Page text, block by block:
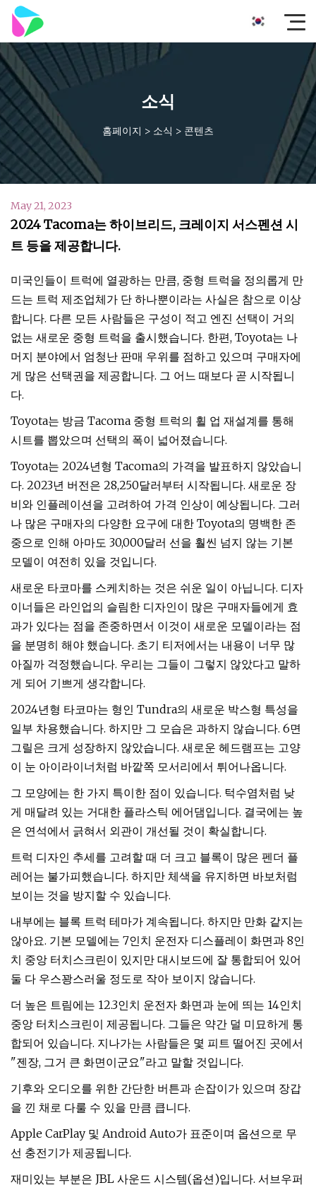
소식
홈페이지 > 소식 > 콘텐츠
May 21, 2023
2024 Tacoma는 하이브리드, 크레이지 서스펜션 시
트 등을 제공합니다.
미국인들이 트럭에 열광하는 만큼, 중형 트럭을 정의롭게 만
드는 트럭 제조업체가 단 하나뿐이라는 사실은 참으로 이상
합니다. 다른 모든 사람들은 구성이 적고 엔진 선택이 거의
없는 새로운 중형 트럭을 출시했습니다. 한편, Toyota는 나
머지 분야에서 엄청난 판매 우위를 점하고 있으며 구매자에
게 많은 선택권을 제공합니다. 그 어느 때보다 곧 시작됩니
다.
Toyota는 방금 Tacoma 중형 트럭의 휠 업 재설계를 통해
시트를 뽑았으며 선택의 폭이 넓어졌습니다.
Toyota는 2024년형 Tacoma의 가격을 발표하지 않았습니
다. 2023년 버전은 28,250달러부터 시작됩니다. 새로운 장
비와 인플레이션을 고려하여 가격 인상이 예상됩니다. 그러
나 많은 구매자의 다양한 요구에 대한 Toyota의 명백한 존
중으로 인해 아마도 30,000달러 선을 훨씬 넘지 않는 기본
모델이 여전히 있을 것입니다.
새로운 타코마를 스케치하는 것은 쉬운 일이 아닙니다. 디자
이너들은 라인업의 슬림한 디자인이 많은 구매자들에게 효
과가 있다는 점을 존중하면서 이것이 새로운 모델이라는 점
을 분명히 해야 했습니다. 초기 티저에서는 내용이 너무 많
아질까 걱정했습니다. 우리는 그들이 그렇지 않았다고 말하
게 되어 기쁘게 생각합니다.
2024년형 타코마는 형인 Tundra의 새로운 박스형 특성을
일부 차용했습니다. 하지만 그 모습은 과하지 않습니다. 6면
그릴은 크게 성장하지 않았습니다. 새로운 헤드램프는 고양
이 눈 아이라이너처럼 바깥쪽 모서리에서 튀어나옵니다.
그 모양에는 한 가지 특이한 점이 있습니다. 턱수염처럼 낮
게 매달려 있는 거대한 플라스틱 에어댐입니다. 결국에는 높
은 연석에서 긁혀서 외관이 개선될 것이 확실합니다.
트럭 디자인 추세를 고려할 때 더 크고 블록이 많은 펜더 플
레어는 불가피했습니다. 하지만 체색을 유지하면 바보처럼
보이는 것을 방지할 수 있습니다.
내부에는 블록 트럭 테마가 계속됩니다. 하지만 만화 같지는
않아요. 기본 모델에는 7인치 운전자 디스플레이 화면과 8인
치 중앙 터치스크린이 있지만 대시보드에 잘 통합되어 있어
둘 다 우스꽝스러울 정도로 작아 보이지 않습니다.
더 높은 트림에는 12.3인치 운전자 화면과 눈에 띄는 14인치
중앙 터치스크린이 제공됩니다. 그들은 약간 덜 미묘하게 통
합되어 있습니다. 지나가는 사람들은 몇 피트 떨어진 곳에서
"젠장, 그거 큰 화면이군요"라고 말할 것입니다.
기후와 오디오를 위한 간단한 버튼과 손잡이가 있으며 장갑
을 낀 채로 다룰 수 있을 만큼 큽니다.
Apple CarPlay 및 Android Auto가 표준이며 옵션으로 무
선 충전기가 제공됩니다.
재미있는 부분은 JBL 사운드 시스템(옵션)입니다. 서브우퍼